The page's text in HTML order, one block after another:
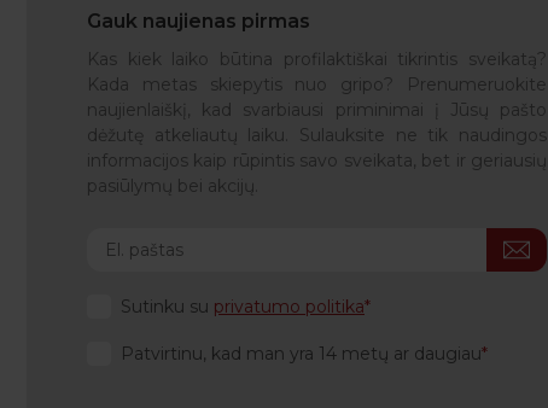
Gauk naujienas pirmas
Kas kiek laiko būtina profilaktiškai tikrintis sveikatą?
Kada metas skiepytis nuo gripo? Prenumeruokite
naujienlaiškį, kad svarbiausi priminimai į Jūsų pašto
dėžutę atkeliautų laiku. Sulauksite ne tik naudingos
informacijos kaip rūpintis savo sveikata, bet ir geriausių
pasiūlymų bei akcijų.
Sutinku su privatumo politika
Patvirtinu, kad man yra 14 metų ar daugiau